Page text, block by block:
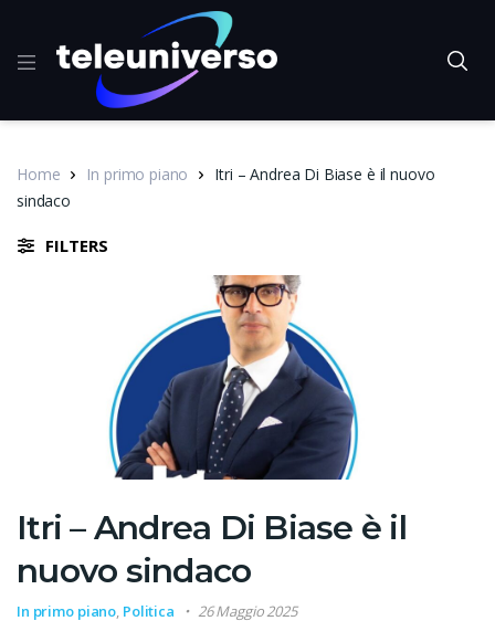
Home In primo piano
Itri – Andrea Di Biase è il nuovo
sindaco
FILTERS
Itri – Andrea Di Biase è il
nuovo sindaco
In primo piano, Politica 26 Maggio 2025